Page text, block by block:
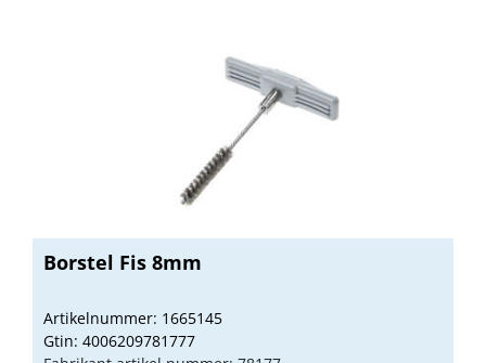
Borstel Fis 8mm
Artikelnummer: 1665145
Gtin: 4006209781777